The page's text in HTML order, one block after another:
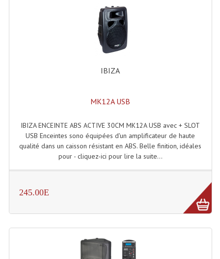
IBIZA
MK12A USB
IBIZA ENCEINTE ABS ACTIVE 30CM MK12A USB avec + SLOT
USB Enceintes sono équipées d'un amplificateur de haute
qualité dans un caisson résistant en ABS. Belle finition, idéales
pour - cliquez-ici pour lire la suite...
245.00E